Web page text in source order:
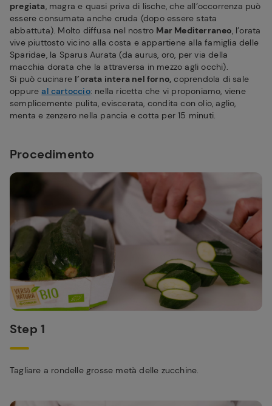
pregiata, magra e quasi priva di lische, che all’occorrenza può
essere consumata anche cruda (dopo essere stata
abbattuta). Molto diffusa nel nostro Mar Mediterraneo, l’orata
vive piuttosto vicino alla costa e appartiene alla famiglia delle
Sparidae, la Sparus Aurata (da aurus, oro, per via della
macchia dorata che la attraversa in mezzo agli occhi).
Si può cucinare l’orata intera nel forno, coprendola di sale
oppureal cartoccio: nella ricetta che vi proponiamo, viene
semplicemente pulita, eviscerata, condita con olio, aglio,
menta e zenzero nella pancia e cotta per 15 minuti.
Procedimento
Step 1
Tagliare a rondelle grosse metà delle zucchine.